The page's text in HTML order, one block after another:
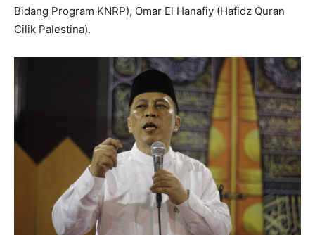
Bidang Program KNRP), Omar El Hanafiy (Hafidz Quran
Cilik Palestina).